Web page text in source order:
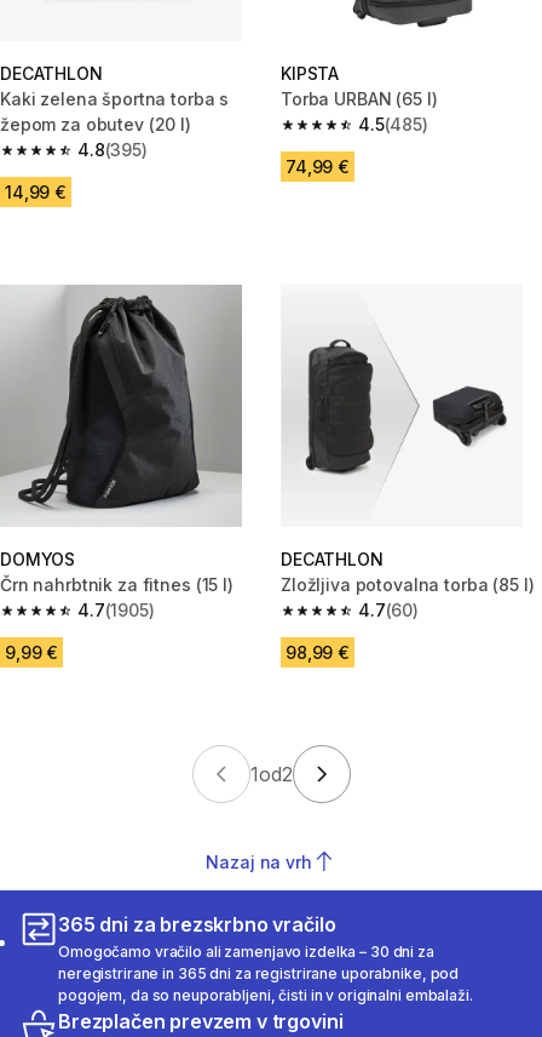
DECATHLON
Kaki zelena športna torba s
žepom za obutev (20 l)
4.8
4.8 od 5 zvezdic from 395 ocene
(395)
14,99 €
KIPSTA
Torba URBAN (65 l)
4.5
4.5 od 5 zvezdic from 485
(485)
74,99 €
DOMYOS
Črn nahrbtnik za fitnes (15 l)
4.7
4.7 od 5 zvezdic from 1905 ocene
(1905)
9,99 €
DECATHLON
Zložljiva potovalna torba (85 l)
4.7
4.7 od 5 zvezdic from 60 ocene
(60)
98,99 €
1od2
Nazaj na vrh
365 dni za brezskrbno vračilo
Omogočamo vračilo ali zamenjavo izdelka – 30 dni za
neregistrirane in 365 dni za registrirane uporabnike, pod
pogojem, da so neuporabljeni, čisti in v originalni embalaži.
Brezplačen prevzem v trgovini